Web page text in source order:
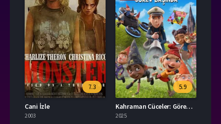
7.3
Cani İzle
2003
5.9
Kahraman Cüceler: Görev Başında İzle
2025